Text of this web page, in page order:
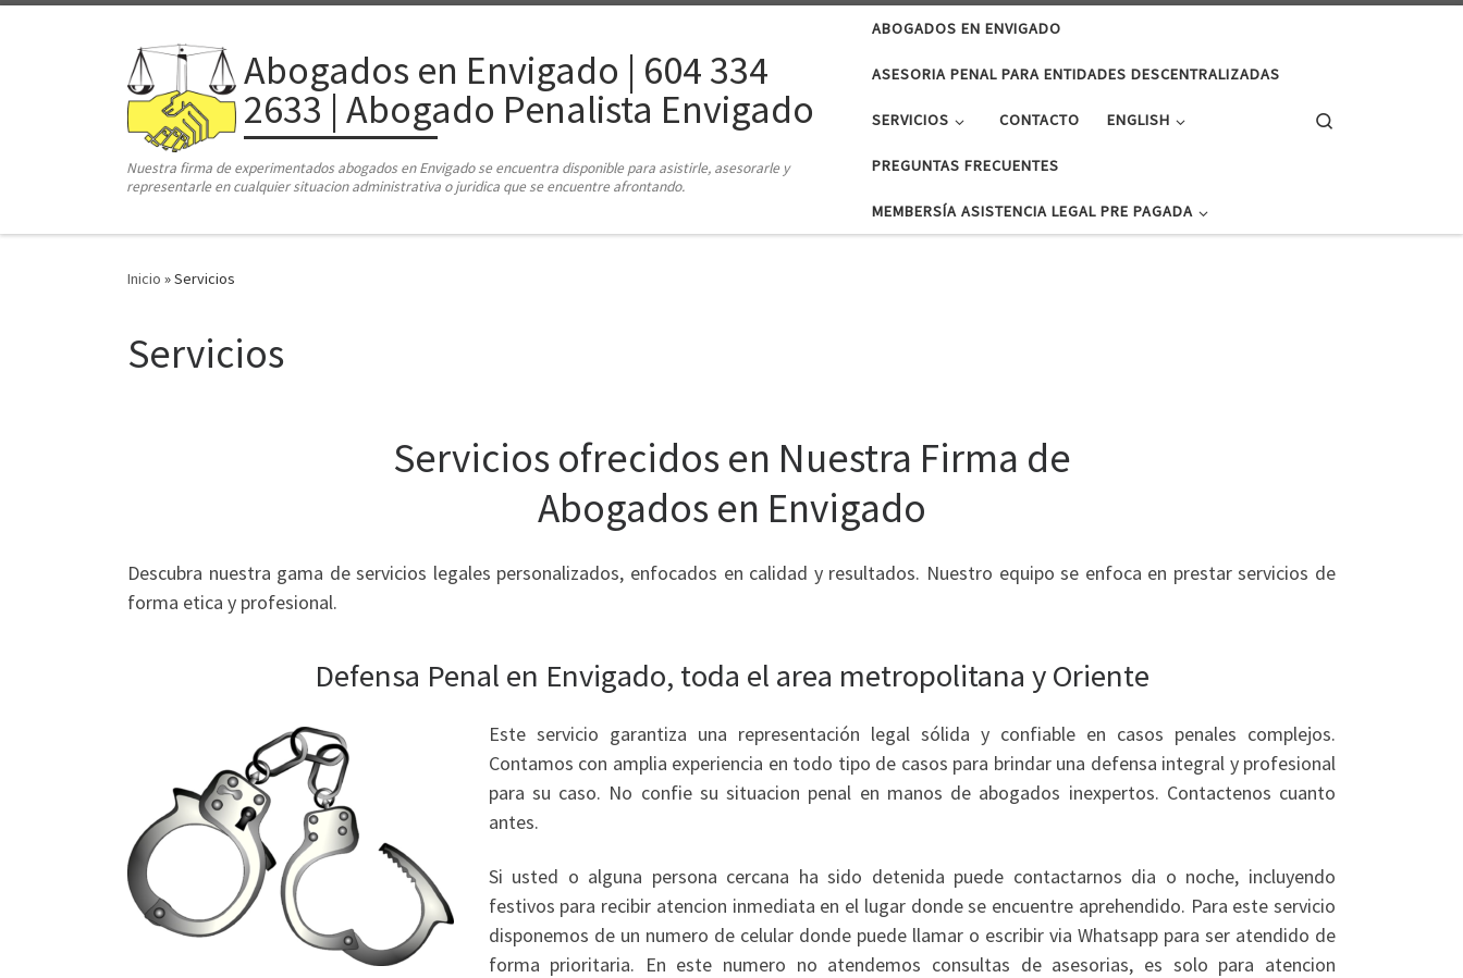
Abogados en Envigado | 604 334
2633 | Abogado Penalista Envigado
Nuestra firma de experimentados abogados en Envigado se encuentra disponible para asistirle, asesorarle y
representarle en cualquier situacion administrativa o juridica que se encuentre afrontando.
ABOGADOS EN ENVIGADO
ASESORIA PENAL PARA ENTIDADES DESCENTRALIZADAS
SERVICIOS CONTACTO ENGLISH
PREGUNTAS FRECUENTES
MEMBERSÍA ASISTENCIA LEGAL PRE PAGADA
Inicio »Servicios
Servicios
Servicios ofrecidos en Nuestra Firma de
Abogados en Envigado
Descubra nuestra gama de servicios legales personalizados, enfocados en calidad y resultados. Nuestro equipo se enfoca en prestar servicios de
forma etica y profesional.
Defensa Penal en Envigado, toda el area metropolitana y Oriente
Este servicio garantiza una representación legal sólida y confiable en casos penales complejos.
Contamos con amplia experiencia en todo tipo de casos para brindar una defensa integral y profesional
para su caso. No confie su situacion penal en manos de abogados inexpertos. Contactenos cuanto
antes.
Si usted o alguna persona cercana ha sido detenida puede contactarnos dia o noche, incluyendo
festivos para recibir atencion inmediata en el lugar donde se encuentre aprehendido. Para este servicio
disponemos de un numero de celular donde puede llamar o escribir via Whatsapp para ser atendido de
forma prioritaria. En este numero no atendemos consultas de asesorias, es solo para atencion